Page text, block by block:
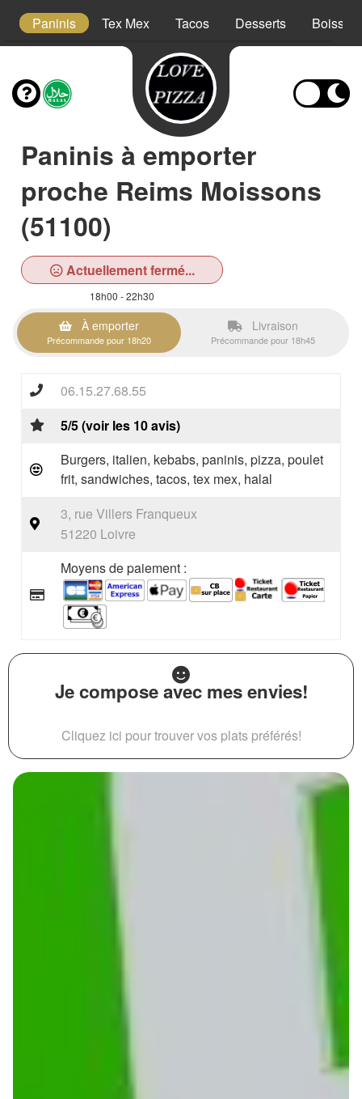
Paninis Tex Mex Tacos Desserts
Paninis à emporter
proche Reims Moissons
(51100)
Actuellement fermé...
18h00 - 22h30
À emporter
Précommande pour 18h20
Livraison
Précommande pour 18h45
06.15.27.68.55
5/5 (voir les 10 avis)
Burgers, italien, kebabs, paninis, pizza, poulet
frit, sandwiches, tacos, tex mex, halal
3, rue Villers Franqueux
51220 Loivre
Moyens de paiement :
Je compose avec mes envies!
Cliquez ici pour trouver vos plats préférés!